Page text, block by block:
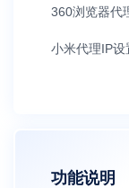
功能说明